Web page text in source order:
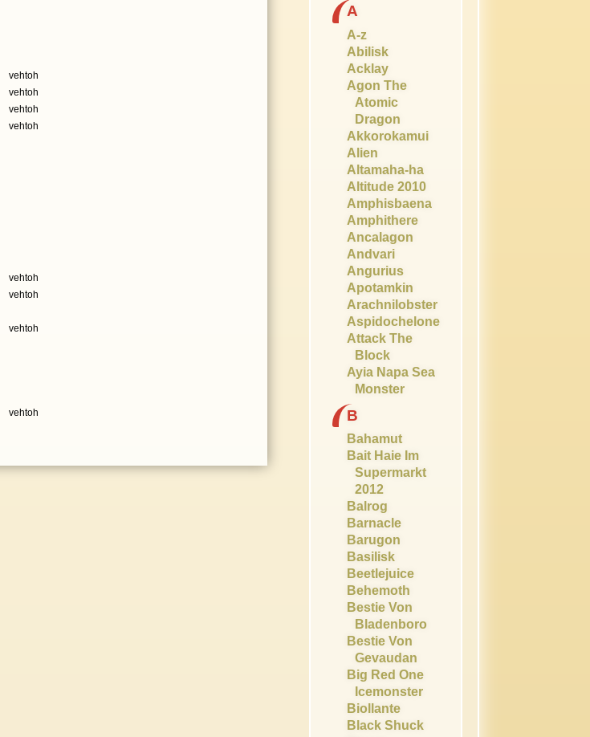
vehtoh
vehtoh
vehtoh
vehtoh
vehtoh
vehtoh
vehtoh
vehtoh
A
A-z
Abilisk
Acklay
Agon The
Atomic
Dragon
Akkorokamui
Alien
Altamaha-ha
Altitude 2010
Amphisbaena
Amphithere
Ancalagon
Andvari
Angurius
Apotamkin
Arachnilobster
Aspidochelone
Attack The
Block
Ayia Napa Sea
Monster
B
Bahamut
Bait Haie Im
Supermarkt
2012
Balrog
Barnacle
Barugon
Basilisk
Beetlejuice
Behemoth
Bestie Von
Bladenboro
Bestie Von
Gevaudan
Big Red One
Icemonster
Biollante
Black Shuck